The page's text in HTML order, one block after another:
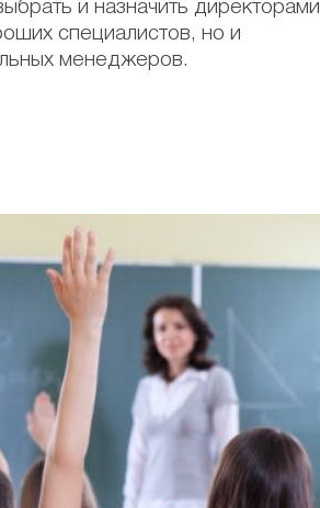
и назначить директорами
специалистов, но и
менеджеров.